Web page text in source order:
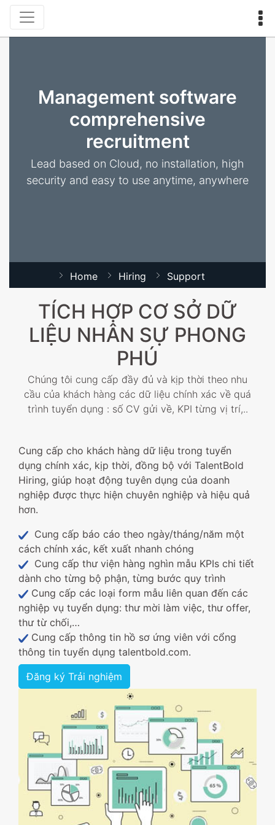
Management software
comprehensive
recruitment
Lead based on Cloud, no installation, high
security and easy to use anytime, anywhere
Home Hiring Support
TÍCH HỢP CƠ SỞ DỮ
LIỆU NHÂN SỰ PHONG
PHÚ
Chúng tôi cung cấp đầy đủ và kịp thời theo nhu
cầu của khách hàng các dữ liệu chính xác về quá
trình tuyển dụng : số CV gửi về, KPI từng vị trí,..
Cung cấp cho khách hàng dữ liệu trong tuyển
dụng chính xác, kịp thời, đồng bộ với TalentBold
Hiring, giúp hoạt động tuyên dụng của doanh
nghiệp được thực hiện chuyên nghiệp và hiệu quả
hơn.
Cung cấp báo cáo theo ngày/tháng/năm một
cách chính xác, kết xuất nhanh chóng
Cung cấp thư viện hàng nghìn mẫu KPIs chi tiết
dành cho từng bộ phận, từng bước quy trình
Cung cấp các loại form mẫu liên quan đến các
nghiệp vụ tuyển dụng: thư mời làm việc, thư offer,
thư từ chối,…
Cung cấp thông tin hồ sơ ứng viên với cổng
thông tin tuyển dụng talentbold.com.
Đăng ký Trải nghiệm